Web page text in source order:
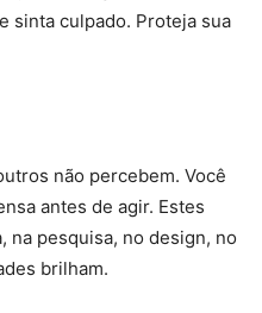
sinta culpado. Proteja sua
não percebem. Você
antes de agir. Estes
na pesquisa, no design, no
brilham.